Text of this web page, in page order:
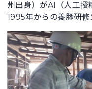
州出身）がAI（人工授
1995年からの養豚研修